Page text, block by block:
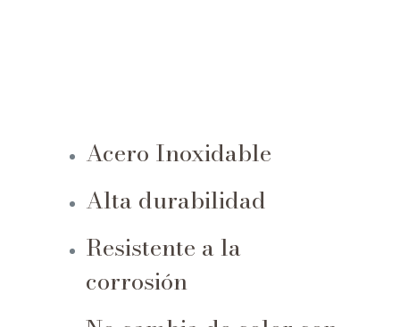
Acero Inoxidable
Alta durabilidad
Resistente a la
corrosión